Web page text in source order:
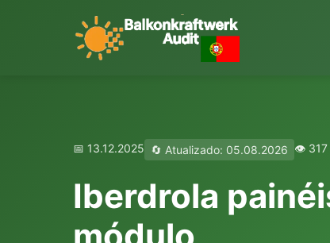
📅 13.12.2025 🔄 Atualizado: 05.08.2026 👁️ 317
Iberdrola